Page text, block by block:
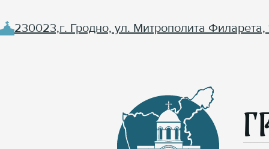
230023,г. Гродно, ул. Митрополита Филарета,